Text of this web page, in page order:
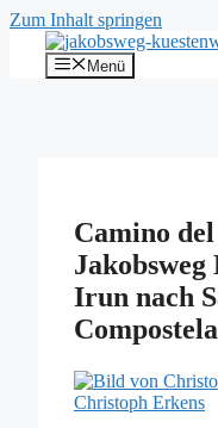
Zum Inhalt springen
Menü
Camino
Jakobsweg
Irun nach
Compostela
Christoph Erkens